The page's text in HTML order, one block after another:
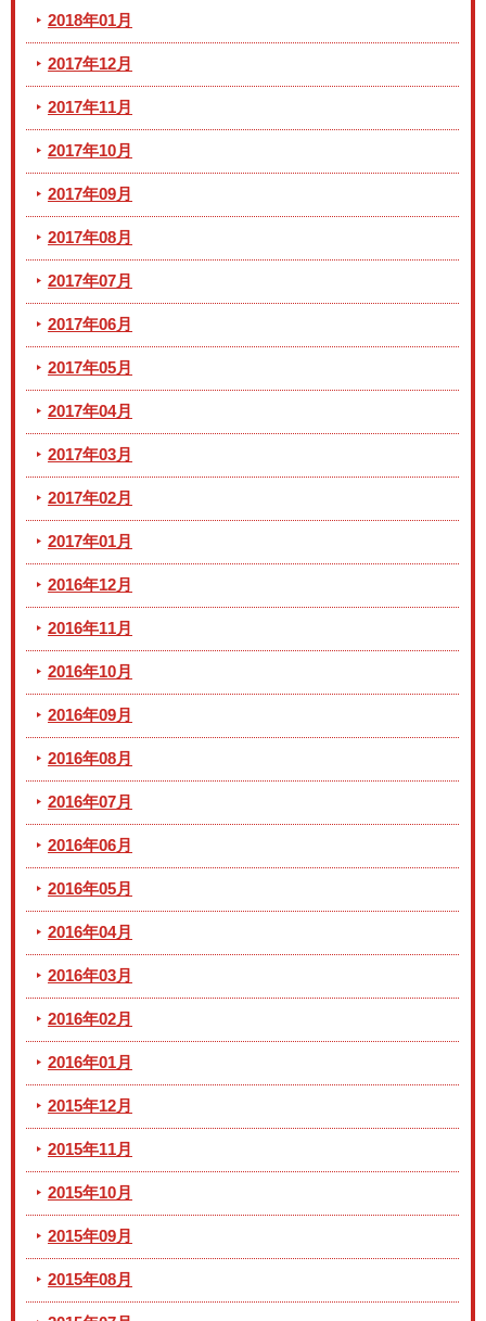
2018年01月
2017年12月
2017年11月
2017年10月
2017年09月
2017年08月
2017年07月
2017年06月
2017年05月
2017年04月
2017年03月
2017年02月
2017年01月
2016年12月
2016年11月
2016年10月
2016年09月
2016年08月
2016年07月
2016年06月
2016年05月
2016年04月
2016年03月
2016年02月
2016年01月
2015年12月
2015年11月
2015年10月
2015年09月
2015年08月